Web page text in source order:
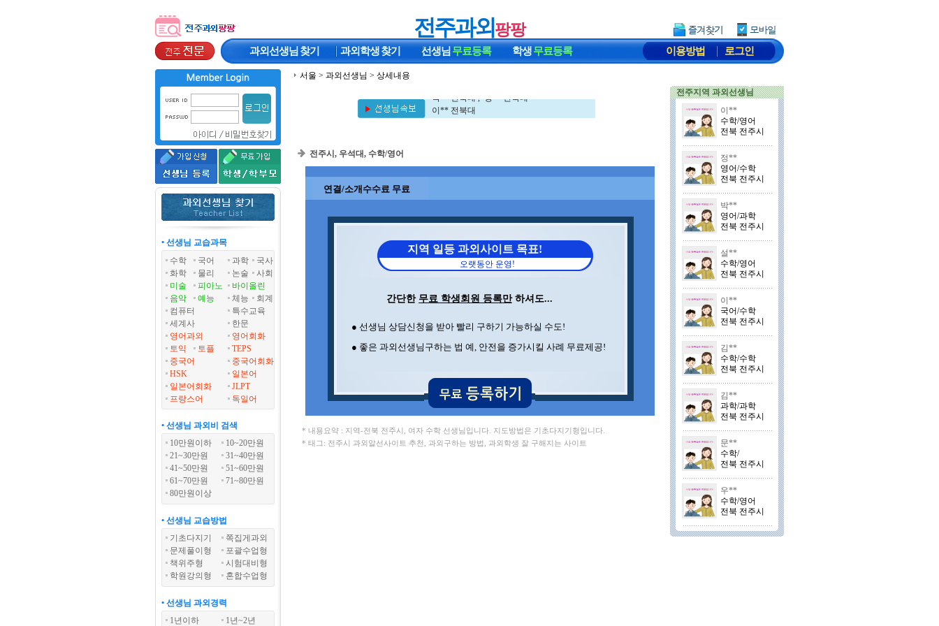
전주과외팡팡
과외선생님 찾기 과외학생찾기 선생님 무료등록 학생무료등록 이용방법 로그인
• 선생님 교습과목
수학
국어 과학
국사
화학
물리 논술
사회
미술
피아노
바이올린
음악
예능 체능
회계
컴퓨터
특수교육
세계사
한문
영어과외
영어회화
토익
토플
TEPS
중국어
중국어회화
HSK
일본어
일본어회화
JLPT
프랑스어
독일어
• 선생님 과외비 검색
10만원이하
10~20만원
21~30만원
31~40만원
41~50만원
51~60만원
61~70만원
71~80만원
80만원이상
• 선생님 교습방법
기초다지기
쪽집게과외
문제풀이형
포괄수업형
책위주형
시험대비형
학원강의형
혼합수업형
• 선생님 과외경력
1년이하
1년~2년
서울 > 과외선생님 > 상세내용
이** 전북대
박** 전북대 , 정** 전북대
전주시, 우석대, 수학/영어
연결/소개수수료 무료
지역 일등 과외사이트 목표!
오랫동안 운영!
간단한 무료 학생회원 등록만하셔도...
● 선생님 상담신청을 받아 빨리 구하기 가능하실 수도!
● 좋은 과외선생님구하는 법 예, 안전을 증가시킬 사례 무료제공!
* 내용요약 : 지역-전북 전주시, 여자 수학 선생님입니다. 지도방법은 기초다지기형입니다.
* 태그: 전주시 과외알선사이트 추천, 과외구하는 방법, 과외학생 잘 구해지는 사이트
전주지역 과외선생님
이**
수학/영어
전북 전주시
정**
영어/수학
전북 전주시
박**
영어/과학
전북 전주시
설**
수학/영어
전북 전주시
이**
국어/수학
전북 전주시
김**
수학/수학
전북 전주시
김**
과학/과학
전북 전주시
문**
수학/
전북 전주시
우**
수학/영어
전북 전주시